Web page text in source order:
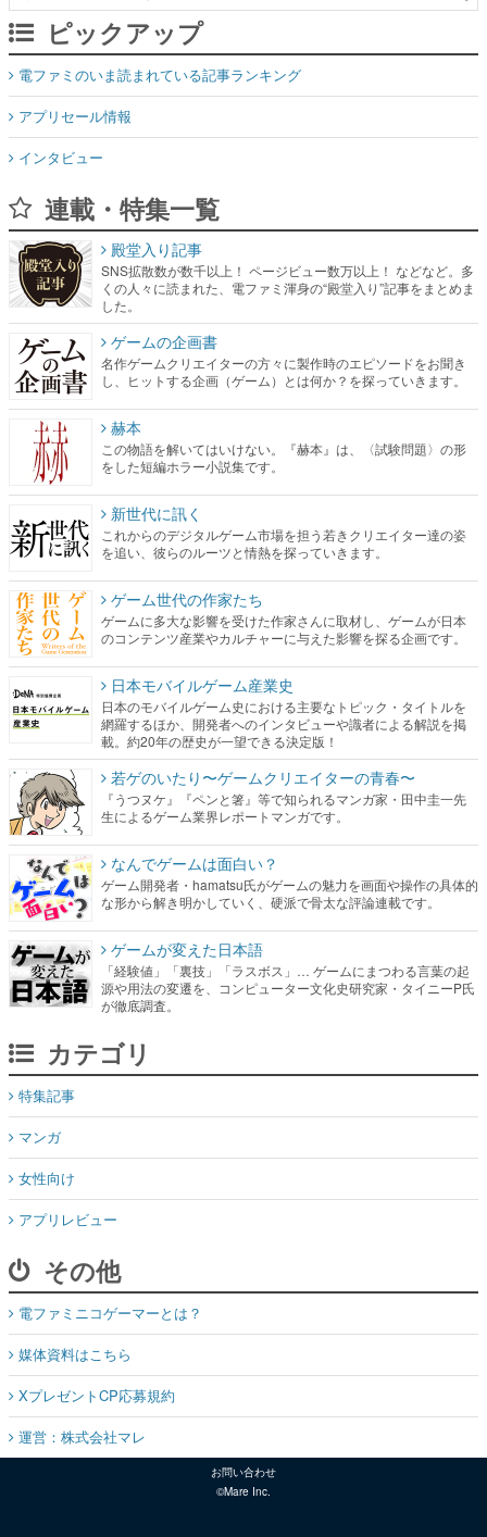
ピックアップ
電ファミのいま読まれている記事ランキング
アプリセール情報
インタビュー
連載・特集一覧
殿堂入り記事
SNS拡散数が数千以上！ ページビュー数万以上！ などなど。多
くの人々に読まれた、電ファミ渾身の“殿堂入り”記事をまとめま
した。
ゲームの企画書
名作ゲームクリエイターの方々に製作時のエピソードをお聞き
し、ヒットする企画（ゲーム）とは何か？を探っていきます。
赫本
この物語を解いてはいけない。『赫本』は、〈試験問題〉の形
をした短編ホラー小説集です。
新世代に訊く
これからのデジタルゲーム市場を担う若きクリエイター達の姿
を追い、彼らのルーツと情熱を探っていきます。
ゲーム世代の作家たち
ゲームに多大な影響を受けた作家さんに取材し、ゲームが日本
のコンテンツ産業やカルチャーに与えた影響を探る企画です。
日本モバイルゲーム産業史
日本のモバイルゲーム史における主要なトピック・タイトルを
網羅するほか、開発者へのインタビューや識者による解説を掲
載。約20年の歴史が一望できる決定版！
若ゲのいたり〜ゲームクリエイターの青春〜
『うつヌケ』『ペンと箸』等で知られるマンガ家・田中圭一先
生によるゲーム業界レポートマンガです。
なんでゲームは面白い？
ゲーム開発者・hamatsu氏がゲームの魅力を画面や操作の具体的
な形から解き明かしていく、硬派で骨太な評論連載です。
ゲームが変えた日本語
「経験値」「裏技」「ラスボス」… ゲームにまつわる言葉の起
源や用法の変遷を、コンピューター文化史研究家・タイニーP氏
が徹底調査。
カテゴリ
特集記事
マンガ
女性向け
アプリレビュー
その他
電ファミニコゲーマーとは？
媒体資料はこちら
XプレゼントCP応募規約
運営：株式会社マレ
お問い合わせ
©Mare Inc.